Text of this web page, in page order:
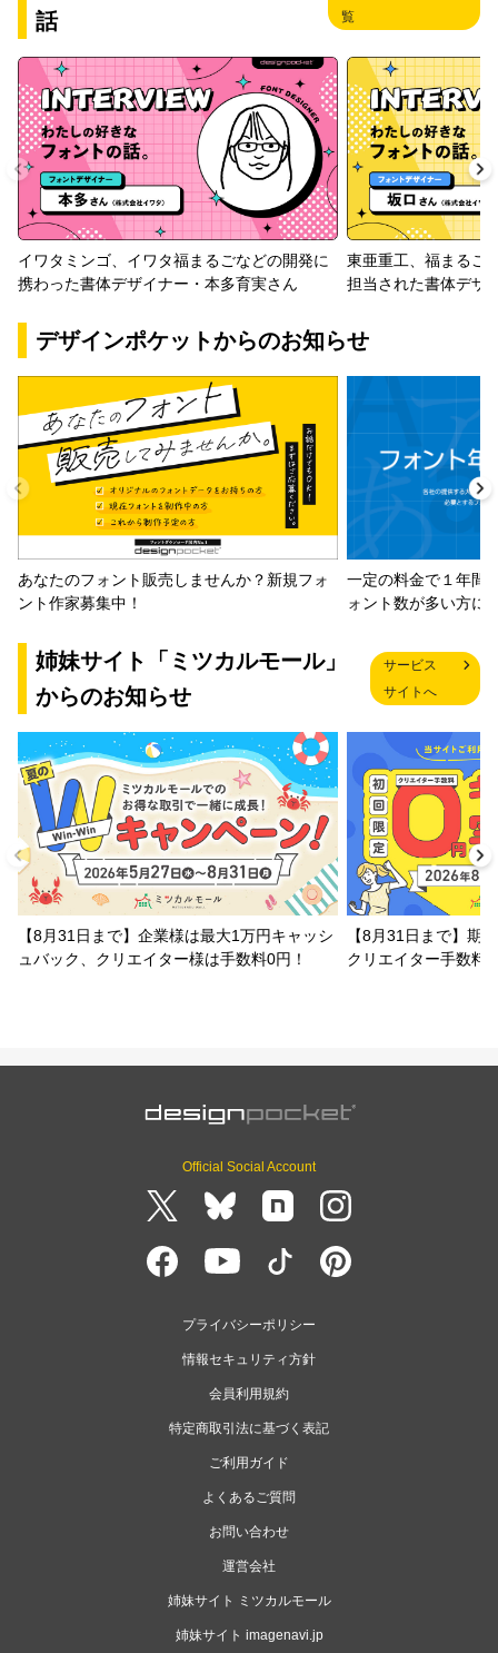
話
覧
イワタミンゴ、イワタ福まるごなどの開発に
携わった書体デザイナー・本多育実さん
東亜重工、福まるご
担当された書体デザ
デザインポケットからのお知らせ
あなたのフォント販売しませんか？新規フォ
ント作家募集中！
一定の料金で１年間
ォント数が多い方に
姉妹サイト「ミツカルモール」
からのお知らせ
サービス
サイトへ
【8月31日まで】企業様は最大1万円キャッシ
ュバック、クリエイター様は手数料0円！
【8月31日まで】期
クリエイター手数料
Official Social Account
プライバシーポリシー
情報セキュリティ方針
会員利用規約
特定商取引法に基づく表記
ご利用ガイド
よくあるご質問
お問い合わせ
運営会社
姉妹サイト ミツカルモール
姉妹サイト imagenavi.jp